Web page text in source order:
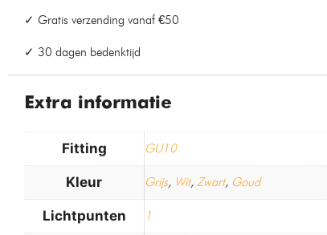
✓ Gratis verzending vanaf €50
✓ 30 dagen bedenktijd
Extra informatie
Fitting GU10
Kleur Grijs, Wit, Zwart, Goud
Lichtpunten 1